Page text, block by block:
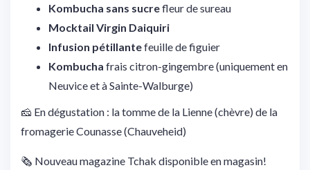
Kombucha sans sucrefleur de sureau
Mocktail Virgin Daiquiri
Infusion pétillantefeuille de figuier
Kombucha frais citron-gingembre (uniquement en
Neuvice et à Sainte-Walburge)
🧀 En dégustation : la tomme de la Lienne (chèvre) de la
fromagerie Counasse (Chauveheid)
🗞️ Nouveau magazine Tchak disponible en magasin!